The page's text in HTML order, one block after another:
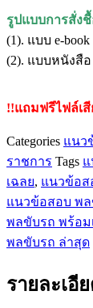
รูปแบบการสั่ง
(1). แบบ e-
(2). แบบหนังสื
!!แถมฟรีไฟล์เ
Categories แนว
ราชการ Tags
เฉลย, แนวข้อส
แนวข้อสอบ พ
พลขับรถ พร้อม
พลขับรถ ล่าสุด
รายละเอี